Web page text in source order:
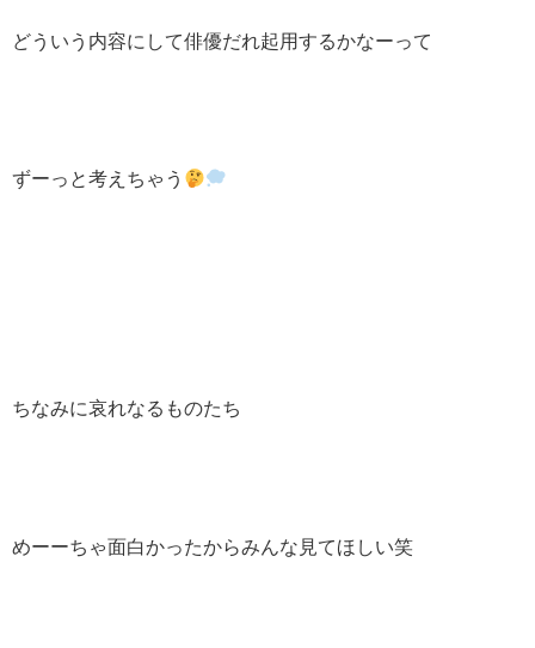
どういう内容にして俳優だれ起用するかなーって
ずーっと考えちゃう
ちなみに哀れなるものたち
めーーちゃ面白かったからみんな見てほしい笑